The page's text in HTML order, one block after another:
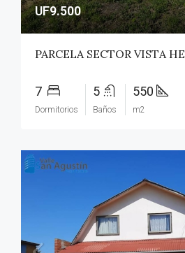
UF9.500
PARCELA SECTOR VISTA
7
Dormitorios
5
Baños
550
m2